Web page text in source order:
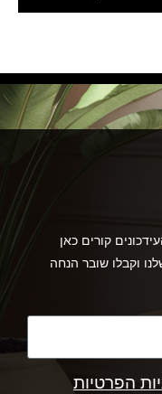
קורים כאן
וקבלו שובר הנחה
הפרטיות